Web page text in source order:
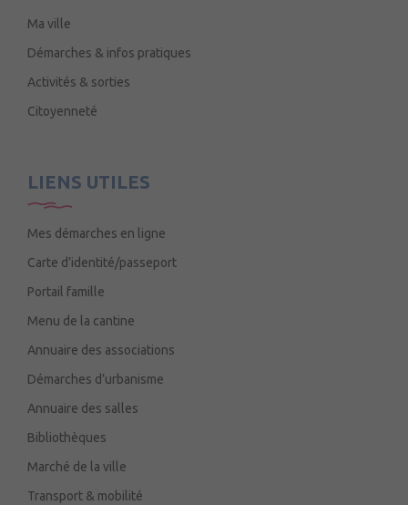
Ma ville
Démarches & infos pratiques
Activités & sorties
Citoyenneté
LIENS UTILES
Mes démarches en ligne
Carte d’identité/passeport
Portail famille
Menu de la cantine
Annuaire des associations
Démarches d’urbanisme
Annuaire des salles
Bibliothèques
Marché de la ville
Transport & mobilité